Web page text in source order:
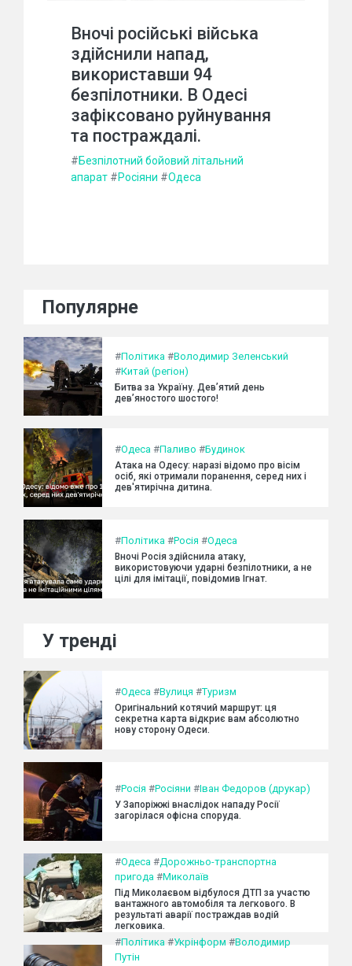
Вночі російські війська
здійснили напад,
використавши 94
безпілотники. В Одесі
зафіксовано руйнування
та постраждалі.
#Безпілотний бойовий літальний
апарат #Росіяни #Одеса
Популярне
#Політика #Володимир Зеленський
#Китай (регіон)
Битва за Україну. Дев’ятий день
дев’яностого шостого!
#Одеса #Паливо #Будинок
Атака на Одесу: наразі відомо про вісім
осіб, які отримали поранення, серед них і
дев'ятирічна дитина.
#Політика #Росія #Одеса
Вночі Росія здійснила атаку,
використовуючи ударні безпілотники, а не
цілі для імітації, повідомив Ігнат.
У тренді
#Одеса #Вулиця #Туризм
Оригінальний котячий маршрут: ця
секретна карта відкриє вам абсолютно
нову сторону Одеси.
#Росія #Росіяни #Іван Федоров (друкар)
У Запоріжжі внаслідок нападу Росії
загорілася офісна споруда.
#Одеса #Дорожньо-транспортна
пригода #Миколаїв
Під Миколаєвом відбулося ДТП за участю
вантажного автомобіля та легкового. В
результаті аварії постраждав водій
легковика.
#Політика #Укрінформ #Володимир
Путін